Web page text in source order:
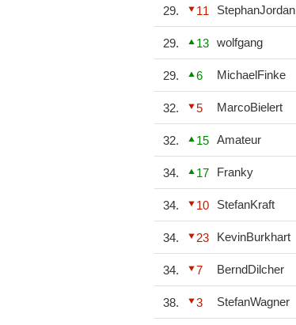
29. 11 StephanJordan
29. 13 wolfgang
29. 6 MichaelFinke
32. 5 MarcoBielert
32. 15 Amateur
34. 17 Franky
34. 10 StefanKraft
34. 23 KevinBurkhart
34. 7 BerndDilcher
38. 3 StefanWagner